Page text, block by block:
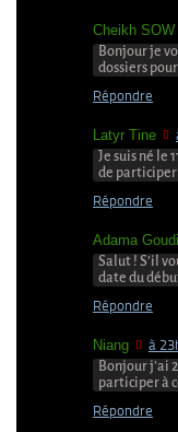
Cheikh SOW
Bonjour je
dossiers
Répondre
Latyr Tine
Je suis né le
de participer
Répondre
Adama
Salut ! S’il
date du
Répondre
Niang à
Bonjour j’ai
participer à
Répondre